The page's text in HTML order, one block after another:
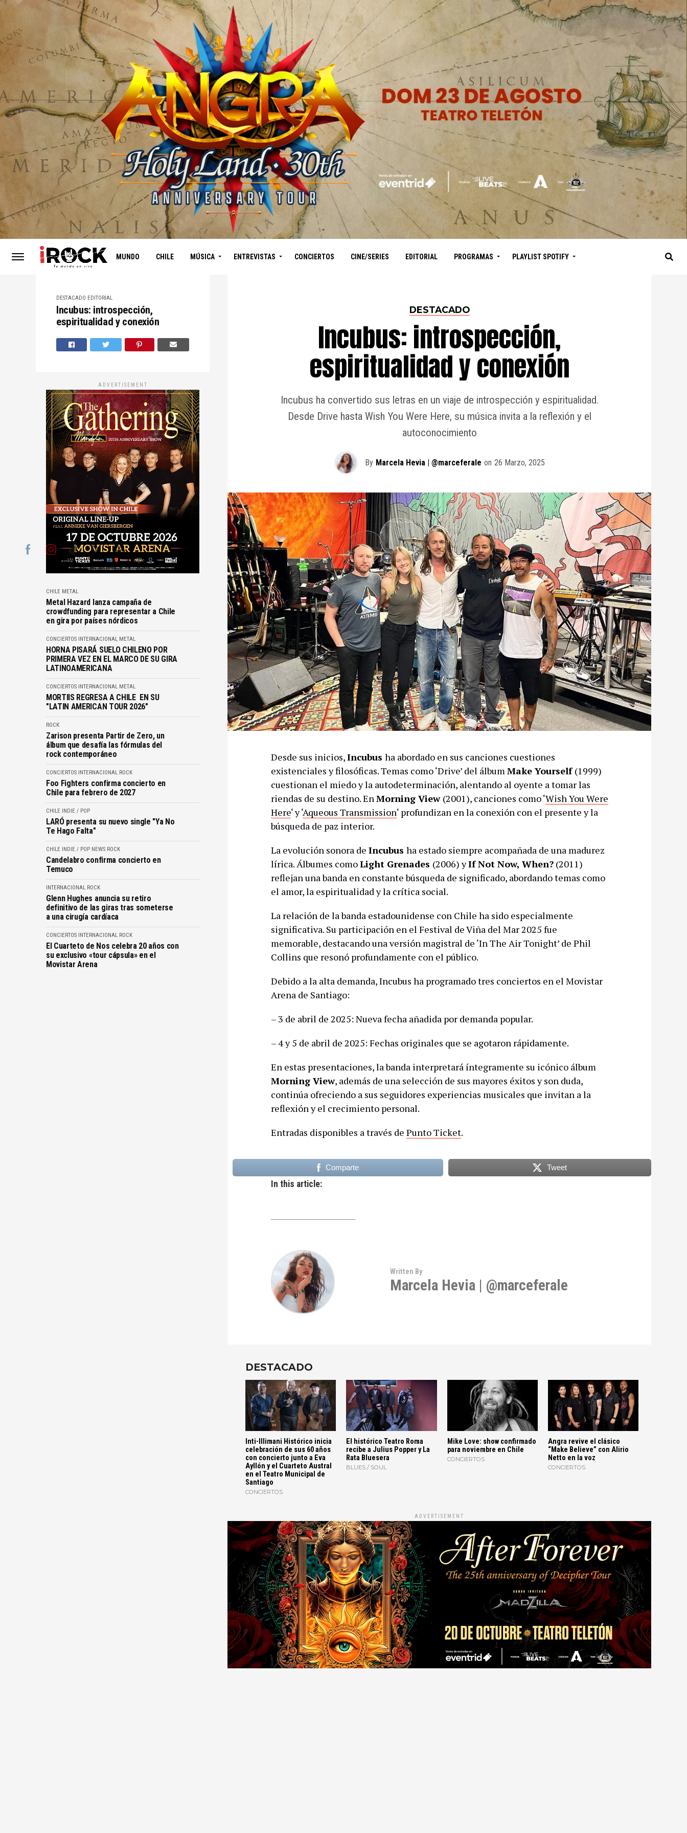
MUNDO CHILE MÚSICA ENTREVISTAS CONCIERTOS CINE/SERIES EDITORIAL PROGRAMAS PLAYLIST SPOTIFY
DESTACADO EDITORIAL
Incubus: introspección,
espiritualidad y conexión
ADVERTISEMENT
CHILE METAL
Metal Hazard lanza campaña de
crowdfunding para representar a Chile
en gira por países nórdicos
CONCIERTOS INTERNACIONAL METAL
HORNA PISARÁ SUELO CHILENO POR
PRIMERA VEZ EN EL MARCO DE SU GIRA
LATINOAMERICANA
CONCIERTOS INTERNACIONAL METAL
MORTIIS REGRESA A CHILE EN SU
"LATIN AMERICAN TOUR 2026"
ROCK
Zarison presenta Partir de Zero, un
álbum que desafía las fórmulas del
rock contemporáneo
CONCIERTOS INTERNACIONAL ROCK
Foo Fighters confirma concierto en
Chile para febrero de 2027
CHILE INDIE / POP
LARÓ presenta su nuevo single "Ya No
Te Hago Falta"
CHILE INDIE / POP NEWS ROCK
Candelabro confirma concierto en
Temuco
INTERNACIONAL ROCK
Glenn Hughes anuncia su retiro
definitivo de las giras tras someterse
a una cirugía cardíaca
CONCIERTOS INTERNACIONAL ROCK
El Cuarteto de Nos celebra 20 años con
su exclusivo «tour cápsula» en el
Movistar Arena
DESTACADO
Incubus: introspección,
espiritualidad y conexión
Incubus ha convertido sus letras en un viaje de introspección y espiritualidad.
Desde Drive hasta Wish You Were Here, su música invita a la reflexión y el
autoconocimiento
By Marcela Hevia | @marceferale on 26 Marzo, 2025
Desde sus inicios,Incubus ha abordado en sus canciones cuestiones
existenciales y filosóficas. Temas como ‘Drive’ del álbumMake Yourself (1999)
cuestionan el miedo y la autodeterminación, alentando al oyente a tomar las
riendas de su destino. EnMorning View (2001), canciones como ‘Wish You Were
Here‘ y ‘Aqueous Transmission‘ profundizan en la conexión con el presente y la
búsqueda de paz interior.
La evolución sonora de Incubus ha estado siempre acompañada de una madurez
lírica. Álbumes comoLight Grenades (2006) yIf Not Now, When?(2011)
reflejan una banda en constante búsqueda de significado, abordando temas como
el amor, la espiritualidad y la crítica social.
La relación de la banda estadounidense con Chile ha sido especialmente
significativa. Su participación en el Festival de Viña del Mar 2025 fue
memorable, destacando una versión magistral de ‘In The Air Tonight’ de Phil
Collins que resonó profundamente con el público.
Debido a la alta demanda, Incubus ha programado tres conciertos en el Movistar
Arena de Santiago:
– 3 de abril de 2025: Nueva fecha añadida por demanda popular.
– 4 y 5 de abril de 2025: Fechas originales que se agotaron rápidamente.
En estas presentaciones, la banda interpretará íntegramente su icónico álbum
Morning View, además de una selección de sus mayores éxitos y son duda,
continúa ofreciendo a sus seguidores experiencias musicales que invitan a la
reflexión y el crecimiento personal.
Entradas disponibles a través de Punto Ticket.
Comparte Tweet
In this article:
Written By
Marcela Hevia | @marceferale
DESTACADO
Inti-Illimani Histórico inicia
celebración de sus 60 años
con concierto junto a Eva
Ayllón y el Cuarteto Austral
en el Teatro Municipal de
Santiago
CONCIERTOS
El histórico Teatro Roma
recibe a Julius Popper y La
Rata Bluesera
BLUES / SOUL
Mike Love: show confirmado
para noviembre en Chile
CONCIERTOS
Angra revive el clásico
“Make Believe” con Alirio
Netto en la voz
CONCIERTOS
ADVERTISEMENT